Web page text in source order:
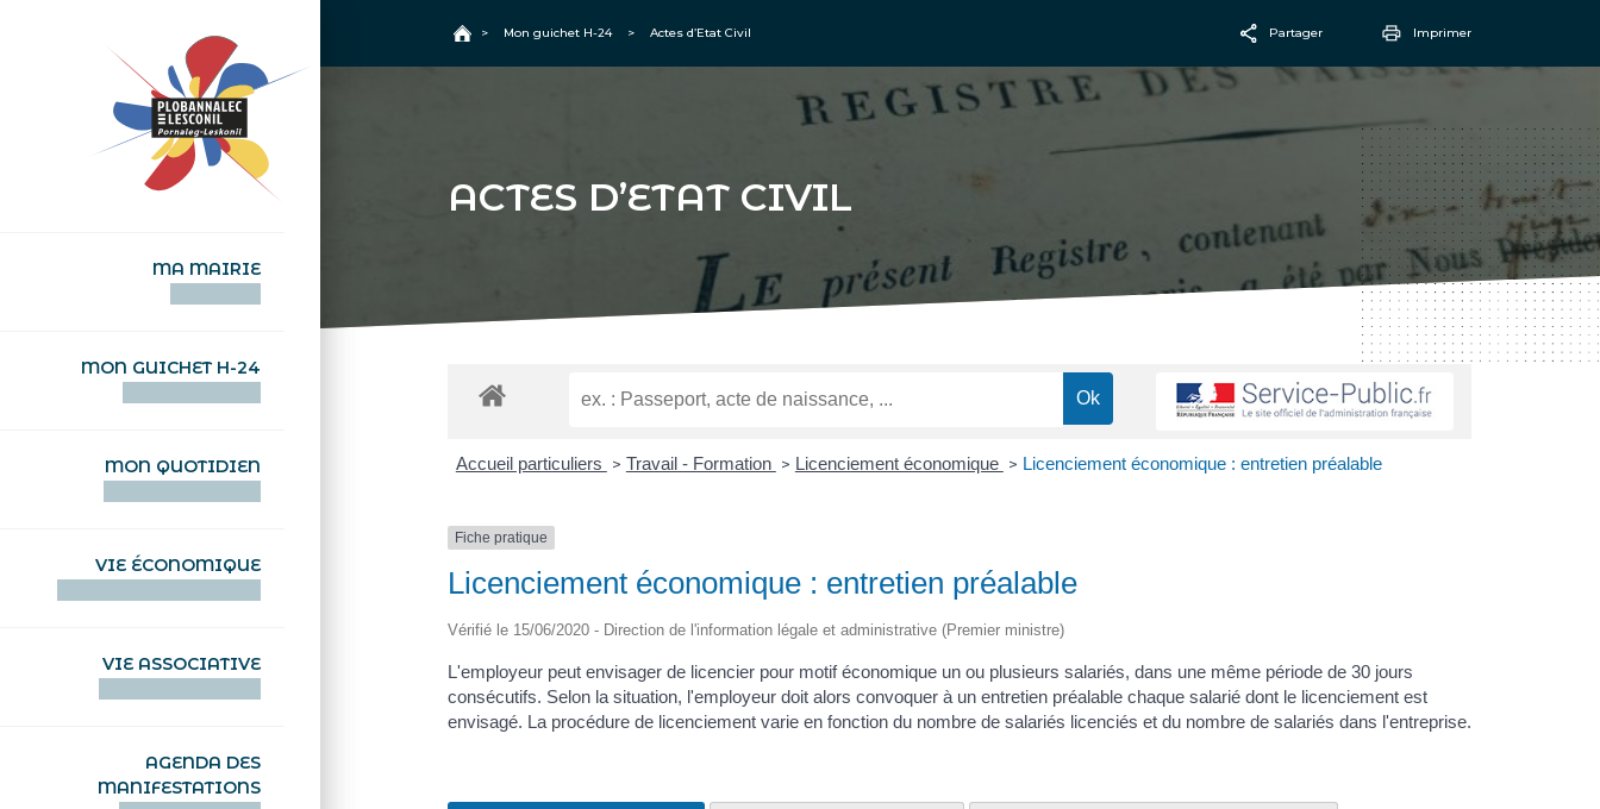
MA MAIRIE
MON GUICHET H-24
MON QUOTIDIEN
VIE ÉCONOMIQUE
VIE ASSOCIATIVE
AGENDA DES
MANIFESTATIONS
Accueil
> Mon guichet H-24 > Actes d’Etat Civil Partager Imprimer
ACTES D’ETAT CIVIL
Accueil particuliers > Travail - Formation > Licenciement économique > Licenciement économique : entretien préalable
Fiche pratique
Licenciement économique : entretien préalable
Vérifié le 15/06/2020 - Direction de l'information légale et administrative (Premier ministre)
L'employeur peut envisager de licencier pour motif économique un ou plusieurs salariés, dans une même période de 30 jours
consécutifs. Selon la situation, l'employeur doit alors convoquer à un entretien préalable chaque salarié dont le licenciement est
envisagé. La procédure de licenciement varie en fonction du nombre de salariés licenciés et du nombre de salariés dans l'entreprise.